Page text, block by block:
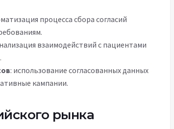
процесса сбора согласий
взаимодействий с пациентами
: использование согласованных данных
кампании.
рынка